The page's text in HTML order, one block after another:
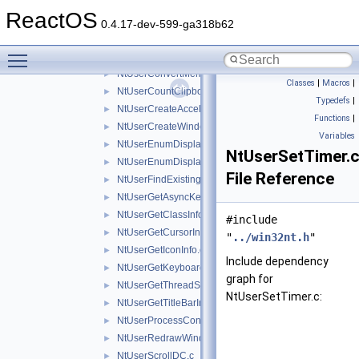
ReactOS 0.4.17-dev-599-ga318b62
► NtUserCallHwndParamLock.c
► NtUserConvertMemHandle.c
► NtUserCountClipboardFormats.c
► NtUserCreateAcceleratorTable.c
► NtUserCreateWindowEx.c
► NtUserEnumDisplayMonitors.c
► NtUserEnumDisplaySettings.c
► NtUserFindExistingCursorIcon.c
► NtUserGetAsyncKeyState.c
► NtUserGetClassInfo.c
► NtUserGetCursorInfo.c
► NtUserGetIconInfo.c
► NtUserGetKeyboardLayoutName.c
► NtUserGetThreadState.c
► NtUserGetTitleBarInfo.c
► NtUserProcessConnect.c
► NtUserRedrawWindow.c
► NtUserScrollDC.c
Classes | Macros |
Typedefs |
Functions |
Variables
NtUserSetTimer.c
File Reference
#include
" ../win32nt.h"
Include dependency
graph for
NtUserSetTimer.c: